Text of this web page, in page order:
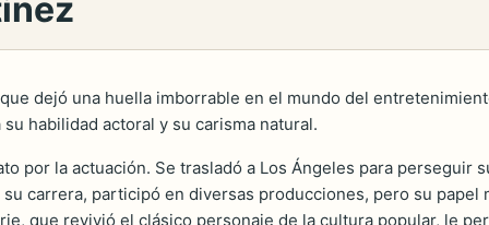
dejó una huella imborrable en el mundo del
habilidad actoral y su carisma natural.
por la actuación. Se trasladó a Los Ángeles para perseguir
carrera, participó en diversas producciones, pero su
que revivió el clásico personaje de la cultura popular, le